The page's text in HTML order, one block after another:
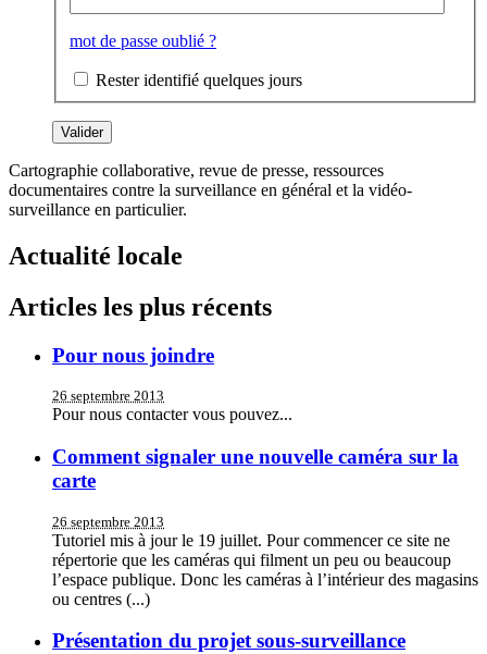
mot de passe oublié ?
Rester identifié quelques jours
Cartographie collaborative, revue de presse, ressources
documentaires contre la surveillance en général et la vidéo-
surveillance en particulier.
Actualité locale
Articles les plus récents
Pour nous joindre
26 septembre 2013
Pour nous contacter vous pouvez...
Comment signaler une nouvelle caméra sur la
carte
26 septembre 2013
Tutoriel mis à jour le 19 juillet. Pour commencer ce site ne
répertorie que les caméras qui filment un peu ou beaucoup
l’espace publique. Donc les caméras à l’intérieur des magasins
ou centres (...)
Présentation du projet sous-surveillance